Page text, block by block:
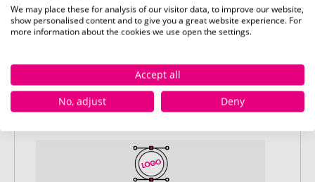
Schritt 1:
Artikelkonfiguration
Werbeartikel aus und passen Sie diese
nach Ihren Vorstellungen an.
Anschließend legen Sie die konfigurierten
Artikel in Ihren Warenkorb.
We may place these for analysis of our visitor data, to improve our website,
show personalised content and to give you a great website experience. For
more information about the cookies we use open the settings.
Accept all
No, adjust
Deny